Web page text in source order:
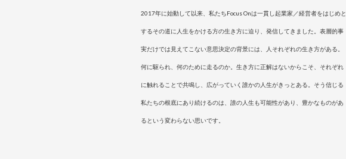
2017年に始動して以来、私たちFocus Onは一貫し起業家／経営者をはじめと
するその道に人生をかける方の生き方に迫り、発信してきました。表層的事
実だけでは見えてこない意思決定の背景には、人それぞれの生き方がある。
何に駆られ、何のために走るのか。生き方に正解はないからこそ、それぞれ
に触れることで共鳴し、広がっていく誰かの人生がきっとある。そう信じる
私たちの根底にあり続けるのは、誰の人生も可能性があり、豊かなものがあ
るという変わらない思いです。